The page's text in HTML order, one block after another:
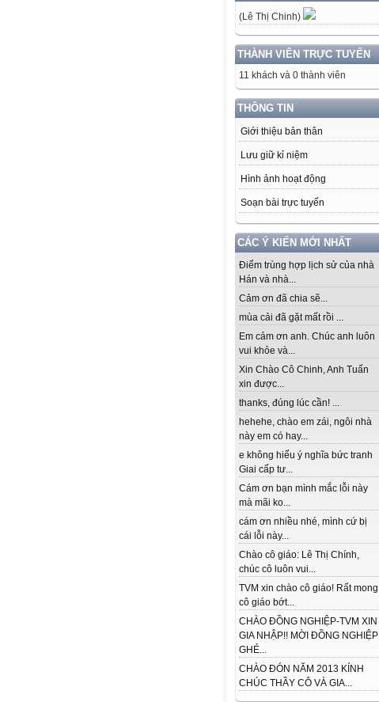
(Lê Thị Chinh)
THÀNH VIÊN TRỰC TUYẾN
11 khách và 0 thành viên
THÔNG TIN
Giới thiệu bản thân
Lưu giữ kỉ niệm
Hình ảnh hoạt động
Soạn bài trực tuyến
CÁC Ý KIẾN MỚI NHẤT
Điểm trùng hợp lịch sử của nhà
Hán và nhà...
Cảm ơn đã chia sẽ...
mùa cải đã gặt mất rồi ...
Em cảm ơn anh. Chúc anh luôn
vui khỏe và...
Xin Chào Cô Chinh, Anh Tuấn
xin được...
thanks, đúng lúc cần! ...
hehehe, chào em zái, ngôi nhà
này em có hay...
e không hiểu ý nghĩa bức tranh
Giai cấp tư...
Cám ơn bạn mình mắc lỗi này
mà mãi ko...
cám ơn nhiều nhé, mình cứ bị
cái lỗi này...
Chào cô giáo: Lê Thị Chính,
chúc cô luôn vui...
TVM xin chào cô giáo! Rất mong
cô giáo bớt...
CHÀO ĐỒNG NGHIỆP-TVM XIN
GIA NHẬP!! MỜI ĐỒNG NGHIỆP
GHÉ...
CHÀO ĐÓN NĂM 2013 KÍNH
CHÚC THẦY CÔ VÀ GIA...